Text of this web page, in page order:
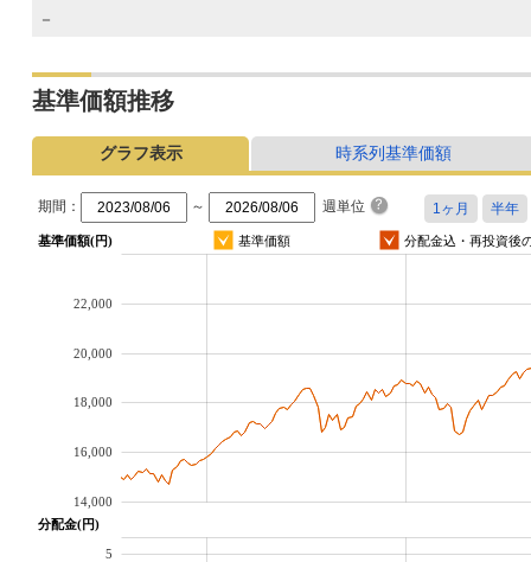
－
基準価額推移
グラフ表示 時系列基準価額
期間： ～ 週単位
基準価額(円) 基準価額 分配金込・再投資後
14,000
16,000
18,000
20,000
22,000
分配金(円)
5